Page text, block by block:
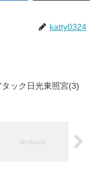
katty0324
ック日光東照宮(3)